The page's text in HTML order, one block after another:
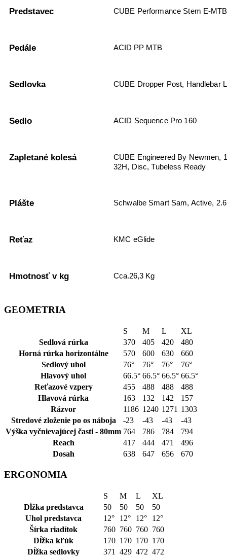
Predstavec CUBE Performance Stem E-
Pedále ACID PP MTB
Sedlovka CUBE Dropper Post, Handlebar
Sedlo ACID Sequence Pro 160
Zapletané kolesá
CUBE Engineered By Newmen,
32H, Disc, Tubeless Ready
Plášte Schwalbe Smart Sam, Active, 2.6
Reťaz KMC eGlide
Hmotnosť v kg Cca.26,3 Kg
GEOMETRIA
S M L
XL
Sedlová rúrka
370 405 420
480
Horná rúrka horizontálne
570 600 630
660
Sedlový uhol
76° 76° 76°
76°
Hlavový uhol
66.5° 66.5° 66.5° 66.5°
Reťazové vzpery
455 488 488
488
Hlavová rúrka
163 132 142
157
Rázvor
1186 1240 1271 1303
Stredové zloženie po os náboja
-23 -43 -43
-43
Výška vyčnievajúcej časti - 80mm 764 786 784
794
Reach
417 444 471
496
Dosah
638 647 656 670
ERGONOMIA
S M L
XL
Dĺžka predstavca
50 50 50
50
Uhol predstavca
12° 12° 12°
12°
Šírka riadítok
760 760 760 760
Dĺžka kľúk
170 170 170 170
Dĺžka sedlovky
371 429 472 472